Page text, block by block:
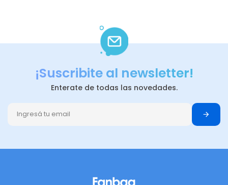
¡Suscribite al newsletter!
Enterate de todas las novedades.